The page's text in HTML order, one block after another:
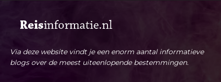
Via deze website vindt je een enorm aantal informatieve
blogs over de meest uiteenlopende bestemmingen.